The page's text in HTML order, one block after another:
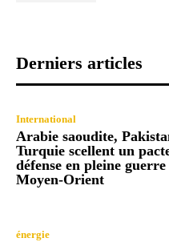
Derniers articles
International
Arabie saoudite,
Turquie scellent un
défense en pleine
Moyen-Orient
énergie